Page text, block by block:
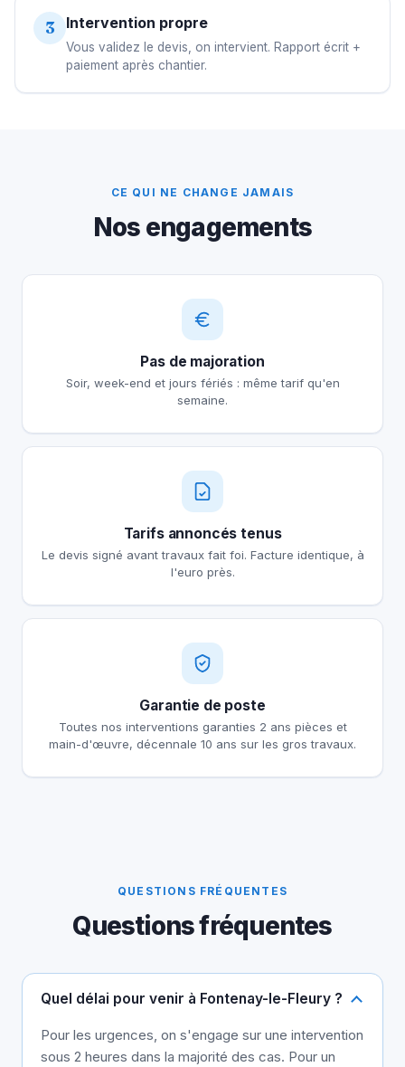
3 Intervention propre
Vous validez le devis, on intervient. Rapport écrit +
paiement après chantier.
CE QUI NE CHANGE JAMAIS
Nos engagements
Pas de majoration
Soir, week-end et jours fériés : même tarif qu'en
semaine.
Tarifs annoncés tenus
Le devis signé avant travaux fait foi. Facture identique, à
l'euro près.
Garantie de poste
Toutes nos interventions garanties 2 ans pièces et
main-d'œuvre, décennale 10 ans sur les gros travaux.
QUESTIONS FRÉQUENTES
Questions fréquentes
Quel délai pour venir à Fontenay-le-Fleury ?
Pour les urgences, on s'engage sur une intervention
sous 2 heures dans la majorité des cas. Pour un